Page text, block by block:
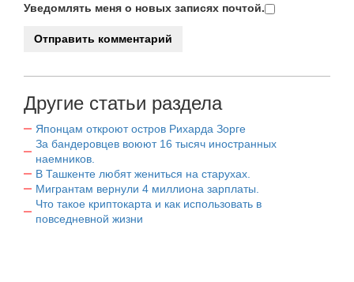
Уведомлять меня о новых записях почтой.
Другие статьи раздела
Японцам откроют остров Рихарда Зорге
За бандеровцев воюют 16 тысяч иностранных
наемников.
В Ташкенте любят жениться на старухах.
Мигрантам вернули 4 миллиона зарплаты.
Что такое криптокарта и как использовать в
повседневной жизни